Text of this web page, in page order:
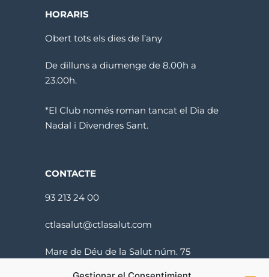
HORARIS
Obert tots els dies de l’any
De dilluns a diumenge de 8.00h a
23.00h.
*El Club només roman tancat el Dia de
Nadal i Divendres Sant.
CONTACTE
93 213 24 00
ctlasalut@ctlasalut.com
Mare de Déu de la Salut núm. 75